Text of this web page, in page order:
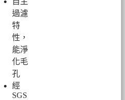
過濾
特
性，
能淨
化毛
孔
經
SGS